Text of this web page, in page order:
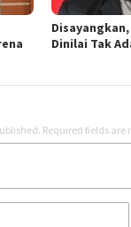
Disayangkan,
Dinilai Tak
Required fields are